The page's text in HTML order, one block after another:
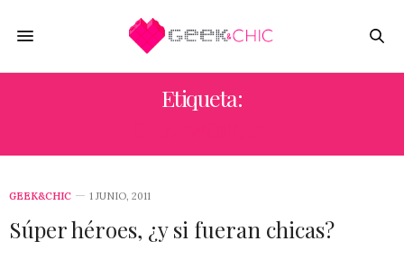
Etiqueta:
GEEK&CHIC 1 JUNIO, 2011
Súper héroes, ¿y si fueran chicas?